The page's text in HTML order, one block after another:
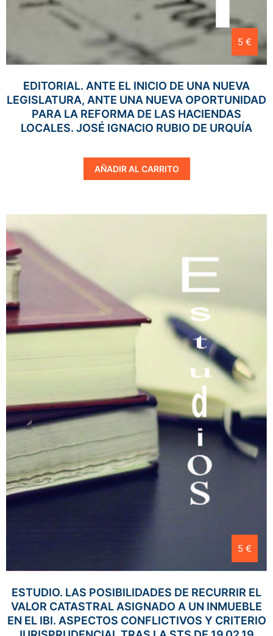
5 €
EDITORIAL. ANTE EL INICIO DE UNA NUEVA
LEGISLATURA, ANTE UNA NUEVA OPORTUNIDAD
PARA LA REFORMA DE LAS HACIENDAS
LOCALES. JOSÉ IGNACIO RUBIO DE URQUÍA
AÑADIR AL CARRITO
5 €
ESTUDIO. LAS POSIBILIDADES DE RECURRIR EL
VALOR CATASTRAL ASIGNADO A UN INMUEBLE
EN EL IBI. ASPECTOS CONFLICTIVOS Y CRITERIO